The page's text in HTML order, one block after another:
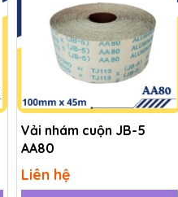
Vải nhám cuộn JB-5
AA80
Liên hệ